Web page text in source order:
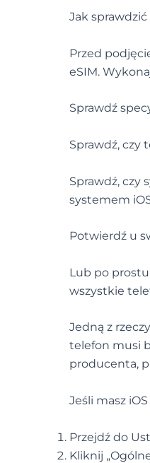
Jak
Przed
eSIM.
Sprawdź
Sprawdź, czy
Sprawdź, czy
systemem
Potwierdź u
Lub po
wszystkie
Jedną z
telefon musi
producenta,
Jeśli masz
Przejdź do
Kliknij